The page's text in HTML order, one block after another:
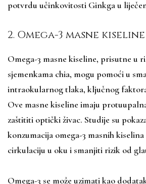
potvrdu učinkovitosti Ginkga u
2. Omega-3 masne kiseline
Omega-3 masne kiseline, prisutne u
sjemenkama chia, mogu pomoći u
intraokularnog tlaka, ključnog
Ove masne kiseline imaju
zaštititi optički živac. Studije su
konzumacija omega-3 masnih
cirkulaciju u oku i smanjiti rizik od
Omega-3 se može uzimati kao